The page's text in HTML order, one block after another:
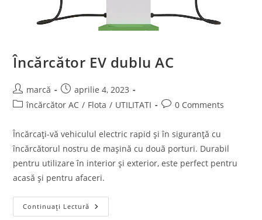
Încărcător EV dublu AC
marcă
aprilie 4, 2023
încărcător AC / Flota / UTILITATI 0 Comments
Încărcați-vă vehiculul electric rapid și în siguranță cu
încărcătorul nostru de mașină cu două porturi. Durabil
pentru utilizare în interior și exterior, este perfect pentru
acasă și pentru afaceri.
Continuați Lectură